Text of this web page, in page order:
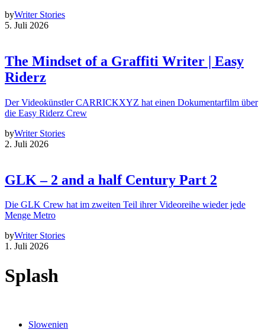
byWriter Stories
5. Juli 2026
The Mindset of a Graffiti Writer | Easy
Riderz
Der Videokünstler CARRICKXYZ hat einen Dokumentarfilm über
die Easy Riderz Crew
byWriter Stories
2. Juli 2026
GLK – 2 and a half Century Part 2
Die GLK Crew hat im zweiten Teil ihrer Videoreihe wieder jede
Menge Metro
byWriter Stories
1. Juli 2026
Splash
Slowenien